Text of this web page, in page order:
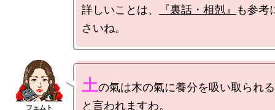
詳しいことは、 『裏話・相剋』
も参考
土の氣は木の氣に養分を吸い取られ